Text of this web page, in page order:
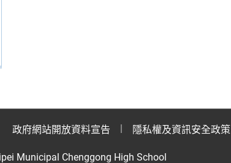
政府網站開放資料宣告 隱私權及資訊安全政策
Municipal Chenggong High School